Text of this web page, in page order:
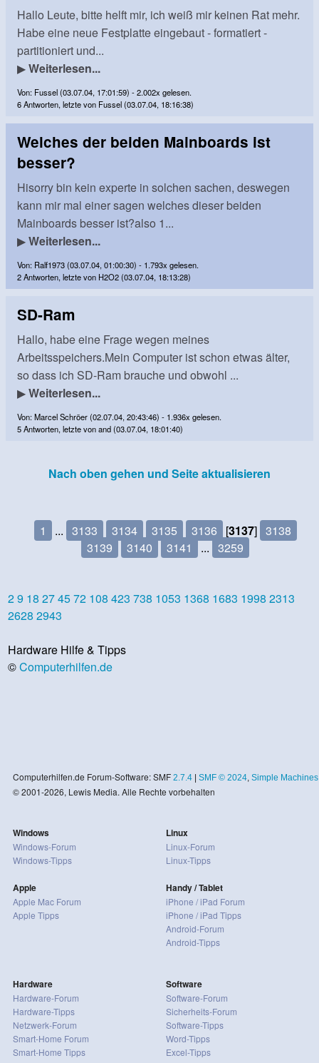
Hallo Leute, bitte helft mir, ich weiß mir keinen Rat mehr.
Habe eine neue Festplatte eingebaut - formatiert -
partitioniert und...
▶Weiterlesen...
Von: Fussel (03.07.04, 17:01:59) - 2.002x gelesen.
6 Antworten, letzte von Fussel (03.07.04, 18:16:38)
Welches der beiden Mainboards ist
besser?
Hisorry bin kein experte in solchen sachen, deswegen
kann mir mal einer sagen welches dieser beiden
Mainboards besser ist?also 1...
▶Weiterlesen...
Von: Ralf1973 (03.07.04, 01:00:30) - 1.793x gelesen.
2 Antworten, letzte von H2O2 (03.07.04, 18:13:28)
SD-Ram
Hallo, habe eine Frage wegen meines
Arbeitsspeichers.Mein Computer ist schon etwas älter,
so dass ich SD-Ram brauche und obwohl ...
▶Weiterlesen...
Von: Marcel Schröer (02.07.04, 20:43:46) - 1.936x gelesen.
5 Antworten, letzte von and (03.07.04, 18:01:40)
Nach oben gehen und Seite aktualisieren
1 ... 3133 3134 3135 3136 [3137] 3138
3139
3140 3141 ... 3259
29 18 274572 108 423 738 1053 1368 1683 1998 2313
2628 2943
Hardware Hilfe & Tipps
©Computerhilfen.de
Computerhilfen.de Forum-Software: SMF 2.7.4| SMF © 2024, Simple Machines
© 2001-2026, Lewis Media. Alle Rechte vorbehalten
Windows
Windows-Forum
Windows-Tipps
Apple
Apple Mac Forum
Apple Tipps
Linux
Linux-Forum
Linux-Tipps
Handy / Tablet
iPhone / iPad Forum
iPhone / iPad Tipps
Android-Forum
Android-Tipps
Hardware
Hardware-Forum
Hardware-Tipps
Netzwerk-Forum
Smart-Home Forum
Smart-Home Tipps
Software
Software-Forum
Sicherheits-Forum
Software-Tipps
Word-Tipps
Excel-Tipps